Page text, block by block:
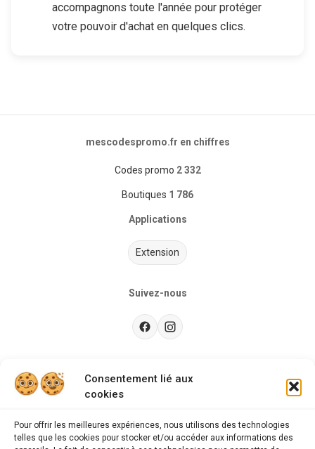
Consentement lié aux
cookies
Pour offrir les meilleures expériences, nous utilisons des technologies
telles que les cookies pour stocker et/ou accéder aux informations des
accompagnons toute l'année pour protéger
votre pouvoir d'achat en quelques clics.
mescodespromo.fr en chiffres
Codes promo 2 332
Boutiques 1 786
Applications
Extension
Suivez-nous
FAQ